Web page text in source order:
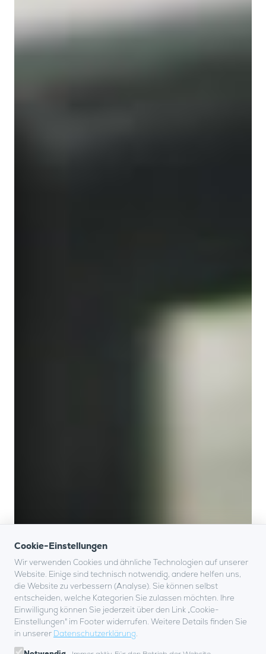
Cookie-Einstellungen
Wir verwenden Cookies und ähnliche Technologien auf unserer
Website. Einige sind technisch notwendig, andere helfen uns,
die Website zu verbessern (Analyse). Sie können selbst
entscheiden, welche Kategorien Sie zulassen möchten. Ihre
Einwilligung können Sie jederzeit über den Link „Cookie-
Einstellungen" im Footer widerrufen. Weitere Details finden Sie
in unserer Datenschutzerklärung.